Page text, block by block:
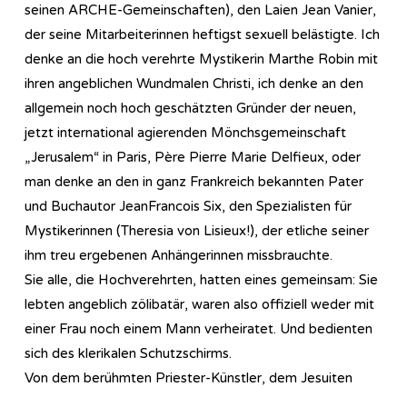
seinen ARCHE-Gemeinschaften), den Laien Jean Vanier,
der seine Mitarbeiterinnen heftigst sexuell belästigte. Ich
denke an die hoch verehrte Mystikerin Marthe Robin mit
ihren angeblichen Wundmalen Christi, ich denke an den
allgemein noch hoch geschätzten Gründer der neuen,
jetzt international agierenden Mönchsgemeinschaft
„Jerusalem“ in Paris, Père Pierre Marie Delfieux, oder
man denke an den in ganz Frankreich bekannten Pater
und Buchautor JeanFrancois Six, den Spezialisten für
Mystikerinnen (Theresia von Lisieux!), der etliche seiner
ihm treu ergebenen Anhängerinnen missbrauchte.
Sie alle, die Hochverehrten, hatten eines gemeinsam: Sie
lebten angeblich zölibatär, waren also offiziell weder mit
einer Frau noch einem Mann verheiratet. Und bedienten
sich des klerikalen Schutzschirms.
Von dem berühmten Priester-Künstler, dem Jesuiten